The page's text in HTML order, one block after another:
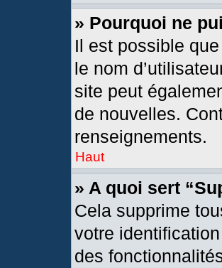
» Pourquoi ne
Il est possible
le nom
site peut
de nouvelles.
renseignements.
Haut
» A quoi sert
Cela supprime
votre
des